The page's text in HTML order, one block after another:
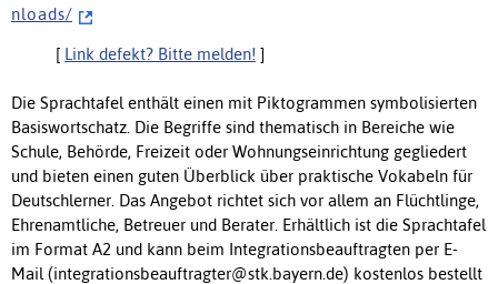
n l o a d s /
[ Link defekt? Bitte melden! ]
Die Sprachtafel enthält einen mit Piktogrammen symbolisierten
Basiswortschatz. Die Begriffe sind thematisch in Bereiche wie
Schule, Behörde, Freizeit oder Wohnungseinrichtung gegliedert
und bieten einen guten Überblick über praktische Vokabeln für
Deutschlerner. Das Angebot richtet sich vor allem an Flüchtlinge,
Ehrenamtliche, Betreuer und Berater. Erhältlich ist die Sprachtafel
im Format A2 und kann beim Integrationsbeauftragten per E-
Mail (integrationsbeauftragter@stk.bayern.de) kostenlos bestellt